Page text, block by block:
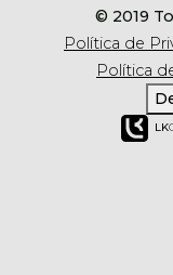
© 2019
Política de
Política
LK